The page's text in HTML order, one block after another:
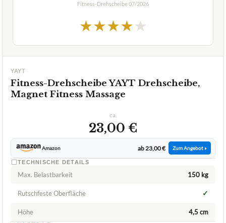
Fitness-Drehscheibe 07/2026
★★★★★
YAYT
Fitness-Drehscheibe YAYT Drehscheibe,
Magnet Fitness Massage
ca.
23,00 €
Amazon ab 23,00 € Zum Angebot »
TECHNISCHE DETAILS
Max. Belastbarkeit 150 kg
Rutschfeste Oberfläche ✓
Höhe 4,5 cm